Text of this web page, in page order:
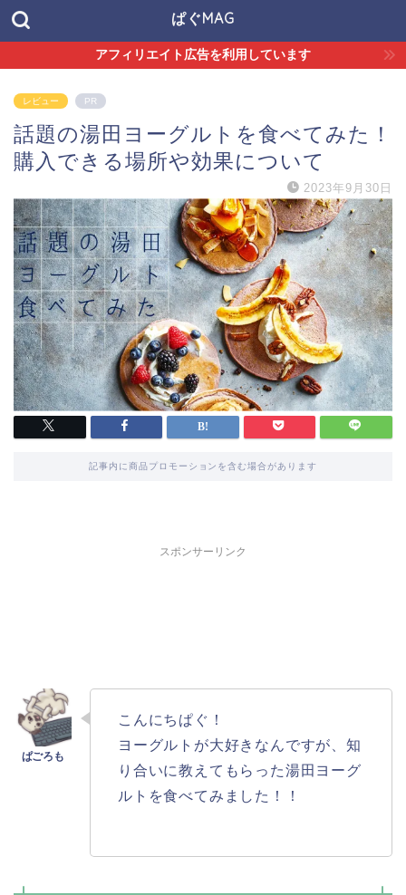
ぱぐMAG
アフィリエイト広告を利用しています
レビュー PR
話題の湯田ヨーグルトを食べてみた！
購入できる場所や効果について
2023年9月30日
記事内に商品プロモーションを含む場合があります
スポンサーリンク
こんにちぱぐ！
ヨーグルトが大好きなんですが、知
り合いに教えてもらった湯田ヨーグ
ルトを食べてみました！！